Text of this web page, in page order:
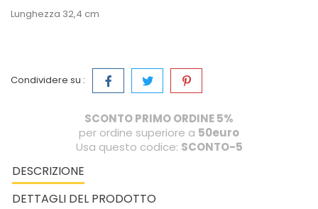
Lunghezza 32,4 cm
Condividere su :
SCONTO PRIMO ORDINE 5%
per ordine superiore a 50euro
Usa questo codice: SCONTO-5
DESCRIZIONE
DETTAGLI DEL PRODOTTO